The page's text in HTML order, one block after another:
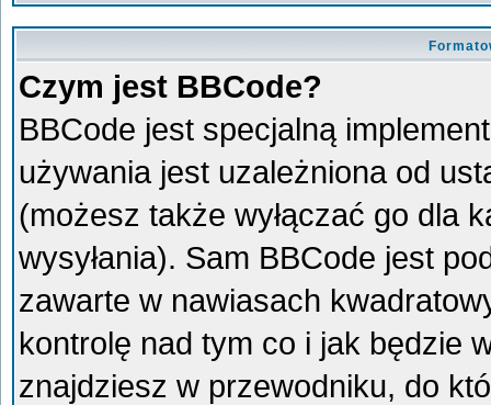
Czym jest BBCode?
BBCode jest specjalną
używania jest uzależniona od
(możesz także wyłączać go dla
wysyłania). Sam BBCode jest
zawarte w nawiasach
kontrolę nad tym co i jak będzie
znajdziesz w przewodniku, do